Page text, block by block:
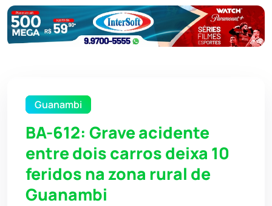
Guanambi
BA-612: Grave acidente
entre dois carros deixa 10
feridos na zona rural de
Guanambi